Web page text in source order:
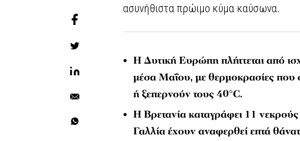
ασυνήθιστα πρώιμο κύμα καύσωνα.
Η Δυτική Ευρώπη πλήττεται από
μέσα Μαΐου, με θερμοκρασίες που
ή ξεπερνούν τους 40°C.
Η Βρετανία καταγράφει 11
Γαλλία έχουν αναφερθεί επτά